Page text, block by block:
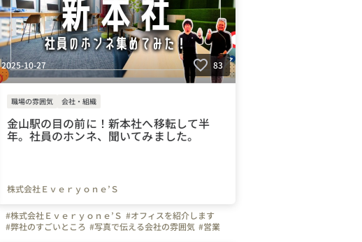
2025-10-27 83
職場の雰囲気 会社・組織
金山駅の目の前に！新本社へ移転して半
年。社員のホンネ、聞いてみました。
株式会社Ｅｖｅｒｙｏｎｅ’Ｓ
#株式会社Ｅｖｅｒｙｏｎｅ’Ｓ #オフィスを紹介します
#弊社のすごいところ #写真で伝える会社の雰囲気 #営業